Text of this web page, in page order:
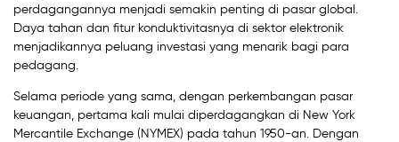
perdagangannya menjadi semakin penting di pasar global.
Daya tahan dan fitur konduktivitasnya di sektor elektronik
menjadikannya peluang investasi yang menarik bagi para
pedagang.
Selama periode yang sama, dengan perkembangan pasar
keuangan, pertama kali mulai diperdagangkan di New York
Mercantile Exchange (NYMEX) pada tahun 1950-an. Dengan